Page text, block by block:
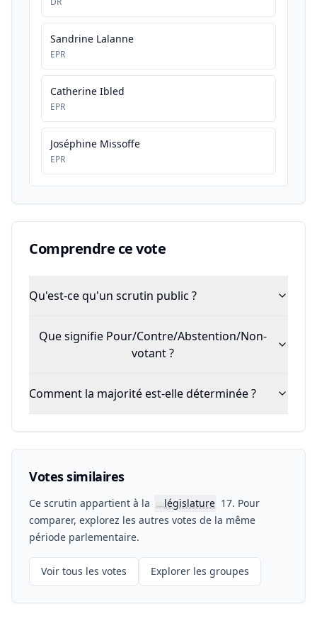
Sandrine Lalanne
EPR
Catherine Ibled
EPR
Joséphine Missoffe
EPR
Comprendre ce vote
Qu'est-ce qu'un scrutin public ?
Que signifie Pour/Contre/Abstention/Non-
votant ?
Comment la majorité est-elle déterminée ?
Votes similaires
Ce scrutin appartient à la 📖législature 17. Pour
comparer, explorez les autres votes de la même
période parlementaire.
Voir tous les votes Explorer les groupes